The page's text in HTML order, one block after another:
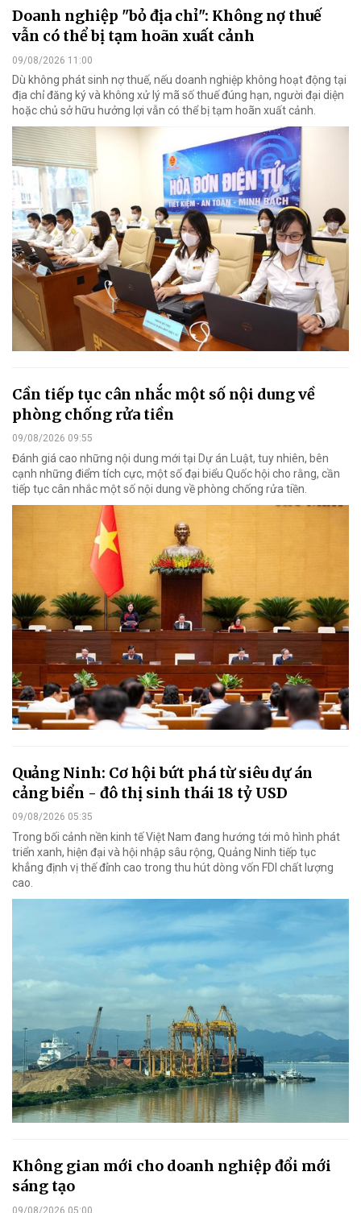
Doanh nghiệp "bỏ địa chỉ": Không nợ thuế
vẫn có thể bị tạm hoãn xuất cảnh
09/08/2026 11:00
Dù không phát sinh nợ thuế, nếu doanh nghiệp không hoạt động tại
địa chỉ đăng ký và không xử lý mã số thuế đúng hạn, người đại diện
hoặc chủ sở hữu hưởng lợi vẫn có thể bị tạm hoãn xuất cảnh.
Cần tiếp tục cân nhắc một số nội dung về
phòng chống rửa tiền
09/08/2026 09:55
Đánh giá cao những nội dung mới tại Dự án Luật, tuy nhiên, bên
cạnh những điểm tích cực, một số đại biểu Quốc hội cho rằng, cần
tiếp tục cân nhắc một số nội dung về phòng chống rửa tiền.
Quảng Ninh: Cơ hội bứt phá từ siêu dự án
cảng biển - đô thị sinh thái 18 tỷ USD
09/08/2026 05:35
Trong bối cảnh nền kinh tế Việt Nam đang hướng tới mô hình phát
triển xanh, hiện đại và hội nhập sâu rộng, Quảng Ninh tiếp tục
khẳng định vị thế đỉnh cao trong thu hút dòng vốn FDI chất lượng
cao.
Không gian mới cho doanh nghiệp đổi mới
sáng tạo
09/08/2026 05:00